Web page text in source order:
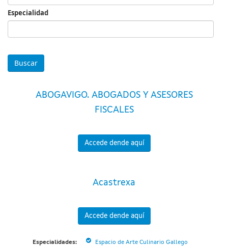
Especialidad
ABOGAVIGO. ABOGADOS Y ASESORES
FISCALES
Accede dende aquí
Acastrexa
Accede dende aquí
Especialidades: Espacio de Arte Culinario Gallego